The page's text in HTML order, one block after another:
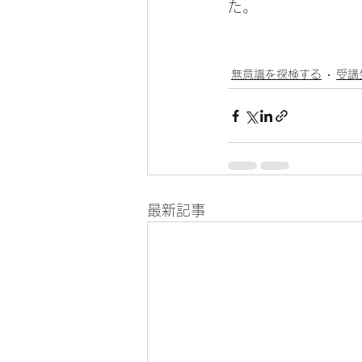
た。
無意識を探検する 受講
最新記事